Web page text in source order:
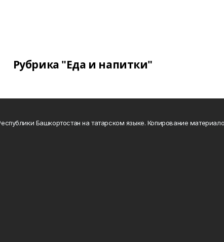
Рубрика "Еда и напитки"
Башкортостан на татарском языке. Копирование